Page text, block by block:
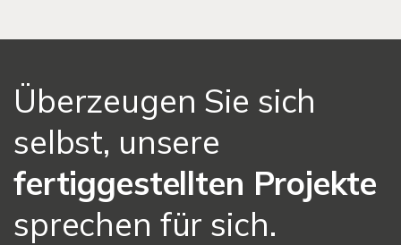
Überzeugen Sie sich
selbst, unsere
fertiggestellten Projekte
sprechen für sich.